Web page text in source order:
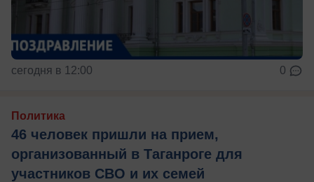
сегодня в 12:00 0
Политика
46 человек пришли на прием,
организованный в Таганроге для
участников СВО и их семей